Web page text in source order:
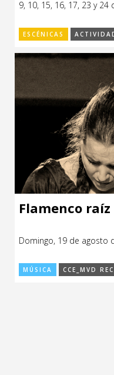
Espacio itinerante
Formación
Género y Diversidad
Infantil y Juvenil
Medio Ambiente
Música
Sin categoría
9, 10, 15, 16, 17, 23 y 24
ESCÉNICAS
Flamenco raíz
Domingo, 19 de agosto
MÚSICA CCE_MVD